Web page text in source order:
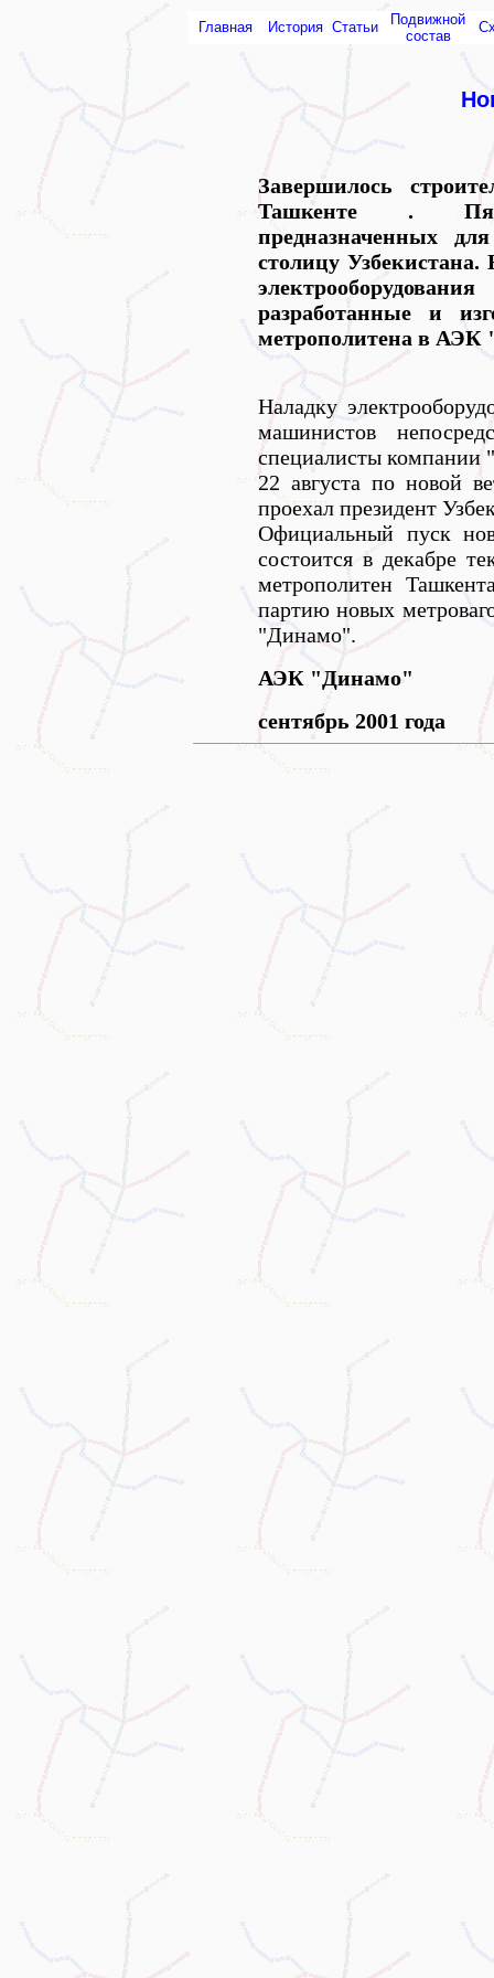
Главная История Статьи
Подвижной
состав
Завершилось
Ташкенте .
предназначенных
столицу
разработанные и
метрополитена в
Наладку
машинистов
специалисты компании
22 августа по новой
проехал президент
Официальный пуск
состоится в декабре
метрополитен
партию новых
"Динамо".
АЭК "Динамо"
сентябрь 2001 года